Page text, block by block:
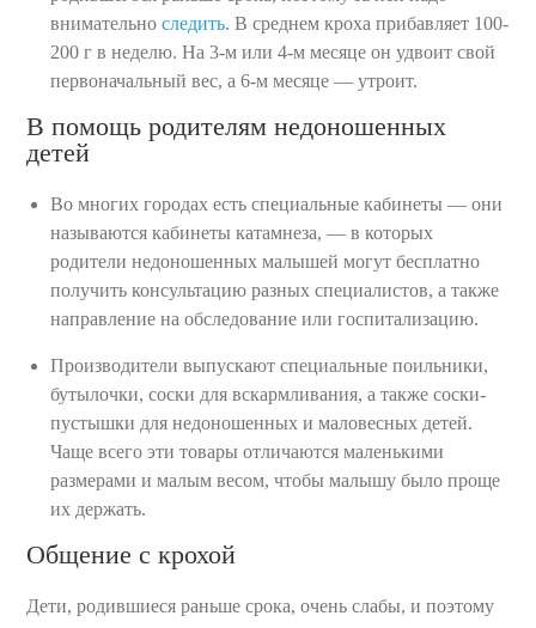
внимательноследить. В среднем кроха прибавляет 100-
200 г в неделю. На 3-м или 4-м месяце он удвоит свой
первоначальный вес, а 6-м месяце — утроит.
В помощь родителям недоношенных
детей
Во многих городах есть специальные кабинеты — они
называются кабинеты катамнеза, — в которых
родители недоношенных малышей могут бесплатно
получить консультацию разных специалистов, а также
направление на обследование или госпитализацию.
Производители выпускают специальные поильники,
бутылочки, соски для вскармливания, а также соски-
пустышки для недоношенных и маловесных детей.
Чаще всего эти товары отличаются маленькими
размерами и малым весом, чтобы малышу было проще
их держать.
Общение с крохой
Дети, родившиеся раньше срока, очень слабы, и поэтому